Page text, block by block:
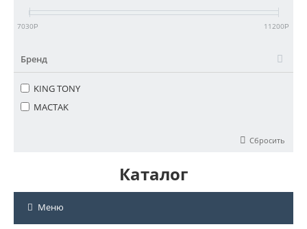
7030Р 11200Р
Бренд
KING TONY
MACTAK
Сбросить
Каталог
Меню